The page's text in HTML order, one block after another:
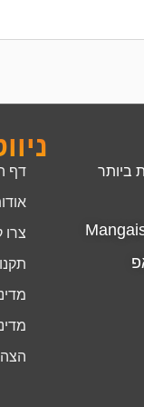
ביותר
דף